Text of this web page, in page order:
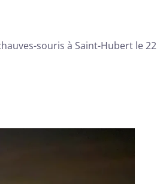
souris à Saint-Hubert le 22